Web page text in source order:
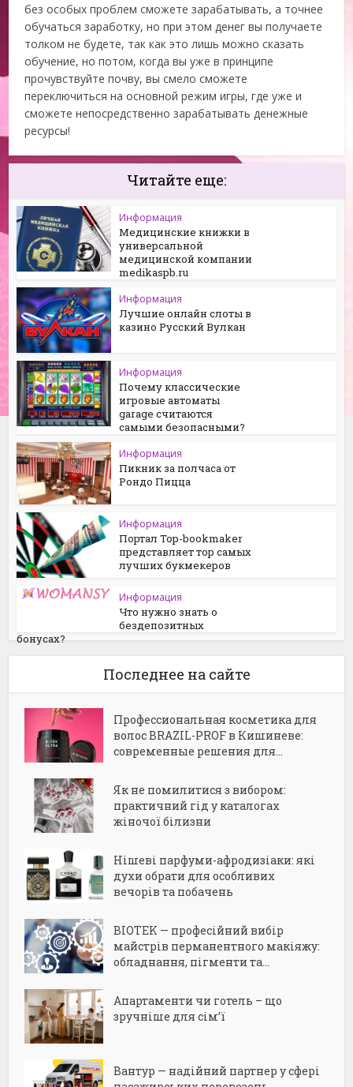
без особых проблем сможете зарабатывать, а точнее
обучаться заработку, но при этом денег вы получаете
толком не будете, так как это лишь можно сказать
обучение, но потом, когда вы уже в принципе
прочувствуйте почву, вы смело сможете
переключиться на основной режим игры, где уже и
сможете непосредственно зарабатывать денежные
ресурсы!
Читайте еще:
Информация
Медицинские книжки в
универсальной
медицинской компании
medikaspb.ru
Информация
Лучшие онлайн слоты в
казино Русский Вулкан
Информация
Почему классические
игровые автоматы
garage считаются
самыми безопасными?
Информация
Пикник за полчаса от
Рондо Пицца
Информация
Портал Top-bookmaker
представляет тор самых
лучших букмекеров
Информация
Что нужно знать о
бездепозитных
бонусах?
Последнее на сайте
Профессиональная косметика для
волос BRAZIL-PROF в Кишиневе:
современные решения для...
Як не помилитися з вибором:
практичний гід у каталогах
жіночої білизни
Нішеві парфуми-афродизіаки: які
духи обрати для особливих
вечорів та побачень
BIOTEK — професійний вибір
майстрів перманентного макіяжу:
обладнання, пігменти та...
Апартаменти чи готель – що
зручніше для сім’ї
Вантур — надійний партнер у сфері